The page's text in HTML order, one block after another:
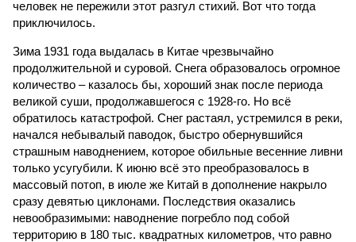
человек не пережили этот разгул стихий. Вот что тогда
приключилось.
Зима 1931 года выдалась в Китае чрезвычайно
продолжительной и суровой. Снега образовалось огромное
количество – казалось бы, хороший знак после периода
великой суши, продолжавшегося с 1928-го. Но всё
обратилось катастрофой. Снег растаял, устремился в реки,
начался небывалый паводок, быстро обернувшийся
страшным наводнением, которое обильные весенние ливни
только усугубили. К июню всё это преобразовалось в
массовый потоп, в июле же Китай в дополнение накрыло
сразу девятью циклонами. Последствия оказались
невообразимыми: наводнение погребло под собой
территорию в 180 тыс. квадратных километров, что равно